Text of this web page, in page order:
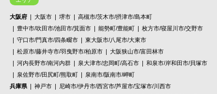
大阪府 大阪市 堺市
高槻市/茨木市/摂津市/島本町
豊中市/吹田市/池田市/箕面市
能勢町/豊能町
枚方市/寝屋川市/交野市
守口市/門真市/四条畷市
東大阪市/八尾市/大東市
松原市/藤井寺市/羽曳野市/柏原市
大阪狭山市/富田林市
河内長野市/南河内群
泉大津市/忠岡町/高石市
和泉市/岸和田市/貝塚市
泉佐野市/田尻町/熊取町
泉南市/阪南市/岬町
兵庫県
神戸市
尼崎市/伊丹市/西宮市/芦屋市/宝塚市/川西市